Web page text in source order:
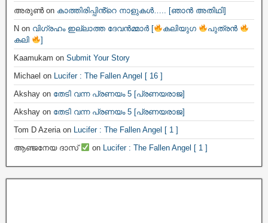
അരുൺon കാത്തിരിപ്പിൻ്റെ നാളുകൾ….. [ഞാൻ അതിഥി]
N on വിഗ്രഹം ഇല്ലാത്ത ദേവൻമ്മാർ [ കലിയുഗ
പുത്രൻ
കലി
]
Kaamukam on Submit Your Story
Michael on
Lucifer : The Fallen Angel [ 16 ]
Akshay on തേടി വന്ന പ്രണയം 5 [പ്രണയരാജ]
Akshay on തേടി വന്ന പ്രണയം 5 [പ്രണയരാജ]
Tom D Azeria on
Lucifer : The Fallen Angel [ 1 ]
ആഞ്ജനേയ ദാസ്
on Lucifer : The Fallen Angel [ 1 ]